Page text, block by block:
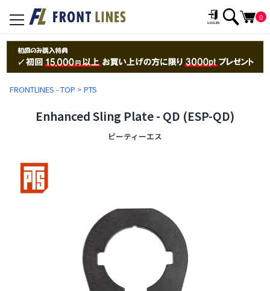
toggle
navigation
0
FRONTLINES - TOP > PTS
Enhanced Sling Plate - QD (ESP-QD)
ピーティーエス